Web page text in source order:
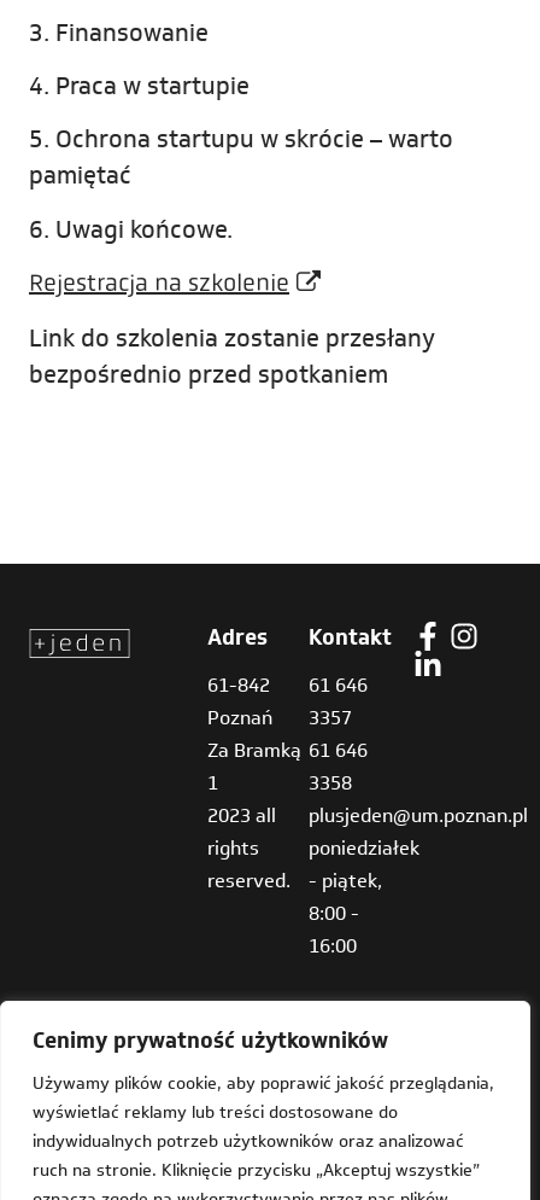
Cenimy prywatność użytkowników
Używamy plików cookie, aby poprawić jakość przeglądania,
wyświetlać reklamy lub treści dostosowane do
indywidualnych potrzeb użytkowników oraz analizować
ruch na stronie. Kliknięcie przycisku „Akceptuj wszystkie”
3. Finansowanie
4. Praca w startupie
5. Ochrona startupu w skrócie – warto
pamiętać
6. Uwagi końcowe.
Rejestracja na szkolenie
Link do szkolenia zostanie przesłany
bezpośrednio przed spotkaniem
Adres
61-842
Poznań
Za Bramką
1
2023 all
rights
reserved.
Kontakt
61 646
3357
61 646
3358
plusjeden@um.poznan.pl
poniedziałek
- piątek,
8:00 -
16:00
Deklaracja dostępności
Mapa strony